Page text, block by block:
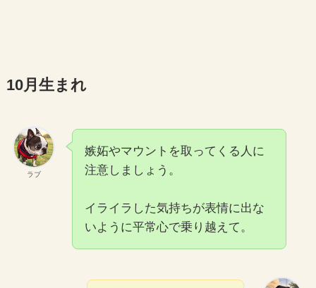
10月生まれ
ラブ
嫉妬やマウントを取ってくる人に
注意しましょう。
イライラした気持ちが表情に出な
いように平常心で乗り越えて。